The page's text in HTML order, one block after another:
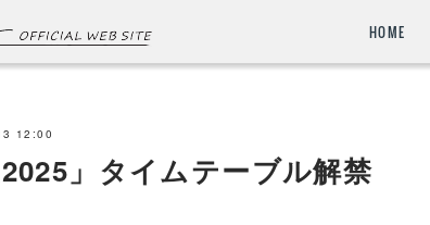
HOME
12:00
2025」タイムテーブル解禁